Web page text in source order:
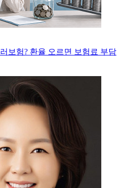
보험? 환율 오르면 보험료 부담